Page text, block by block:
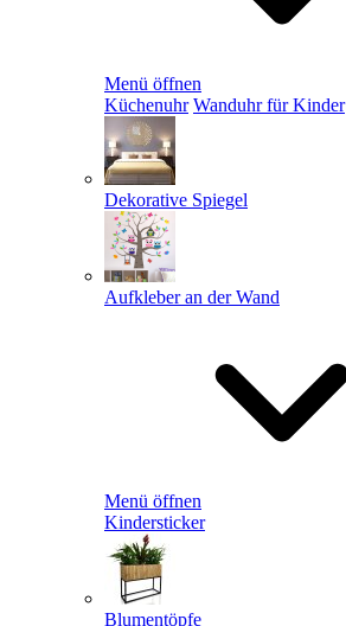
Menü öffnen
Küchenuhr Wanduhr für Kinder
Dekorative Spiegel
Aufkleber an der Wand
Menü öffnen
Kindersticker
Blumentöpfe